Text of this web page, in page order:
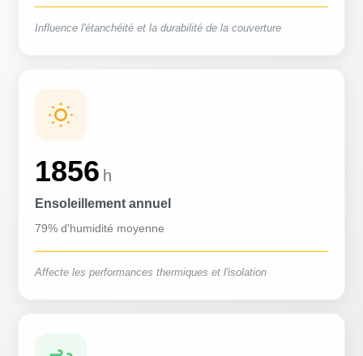
Influence l'étanchéité et la durabilité de la couverture
1856 h
Ensoleillement annuel
79% d'humidité moyenne
Affecte les performances thermiques et l'isolation